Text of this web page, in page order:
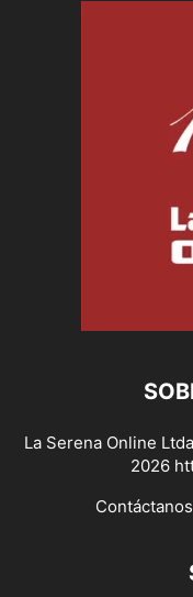
La Serena Online
2026